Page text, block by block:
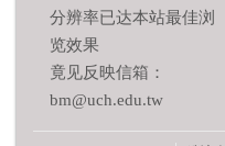
分辨率已达本站最佳浏
览效果
竟见反映信箱：
bm@uch.edu.tw